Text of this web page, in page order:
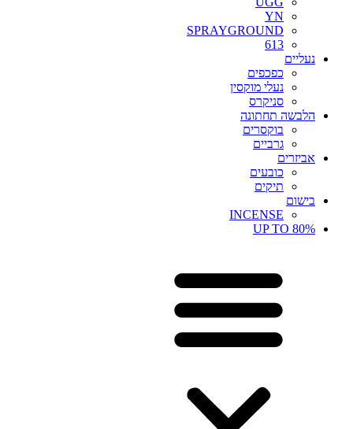
YN
SPRAYGROUND
613
נעליים
כפכפים
נעלי מוקסין
סניקרס
הלבשה תחתונה
בוקסרים
גרביים
אביזרים
כובעים
תיקים
בישום
INCENSE
UP TO 80%